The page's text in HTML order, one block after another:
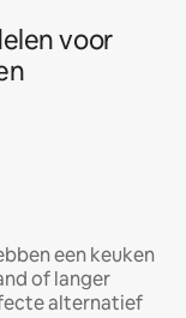
voor
een keuken
of langer
alternatief